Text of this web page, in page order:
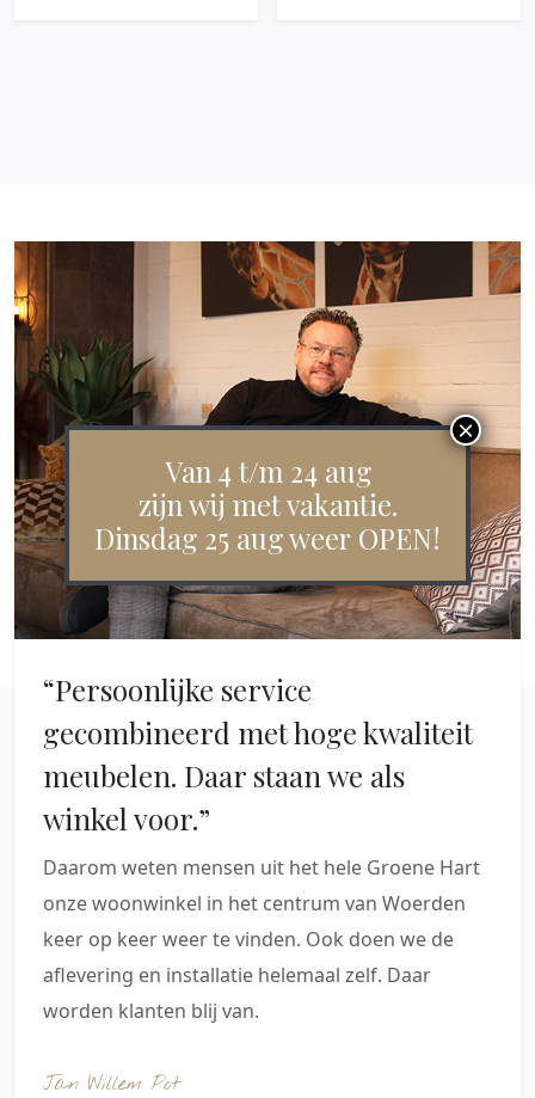
“Persoonlijke service
gecombineerd met hoge kwaliteit
meubelen. Daar staan we als
winkel voor.”
Daarom weten mensen uit het hele Groene Hart
onze woonwinkel in het centrum van Woerden
keer op keer weer te vinden. Ook doen we de
aflevering en installatie helemaal zelf. Daar
worden klanten blij van.
Jan Willem Pot
Van 4 t/m 24 aug
zijn wij met vakantie.
Dinsdag 25 aug weer OPEN!